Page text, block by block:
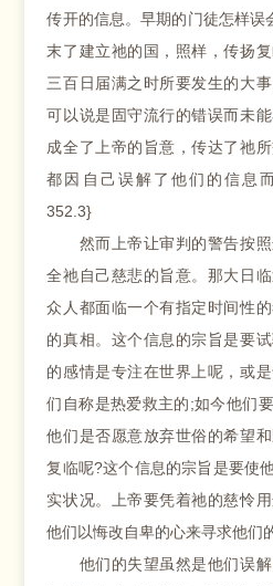
传开的信息。早期的门徒怎样误
末了建立祂的国，照样，传扬
三百日届满之时所要发生的大
可以说是固守流行的错误而未
成全了上帝的旨意，传达了祂
都因自己误解了他们的信息
352.3}
然而上帝让审判的警告按照
全祂自己慈悲的旨意。那大日
众人都面临一个有指定时间性
的真相。这个信息的宗旨是要
的感情是专注在世界上呢，或
们自称是热爱救主的;如今他们
他们是否愿意放弃世俗的希望
复临呢?这个信息的宗旨是要使
实状况。上帝要凭着祂的慈怜
他们以悔改自卑的心来寻求他们
他们的失望虽然是他们误解